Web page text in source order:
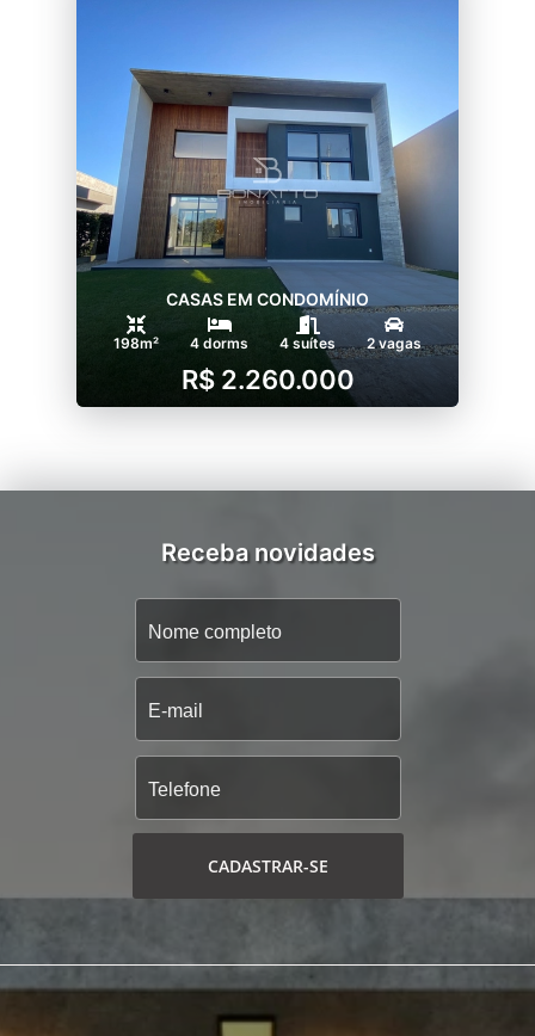
CASAS EM CONDOMÍNIO
198m² 4 dorms 4 suítes 2 vagas
R$ 2.260.000
Receba novidades
CADASTRAR-SE